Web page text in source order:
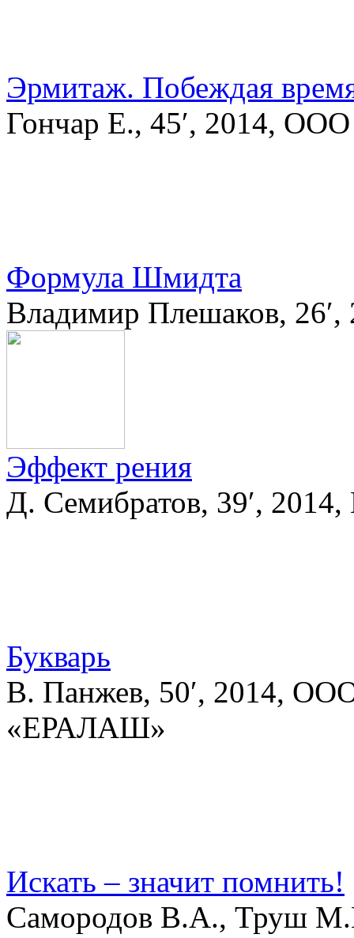
Эрмитаж. Побеждая
Гончар Е., 45′, 2014,
Формула Шмидта
Владимир Плешаков,
Эффект рения
Д. Семибратов, 39′,
Букварь
В. Панжев, 50′, 2014,
«ЕРАЛАШ»
Искать – значит помнить!
Самородов В.А., Труш